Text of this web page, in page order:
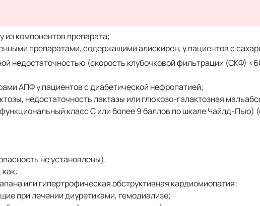
компонентов препарата;
препаратами, содержащими алискирен, у пациентов с
недостаточностью (скорость клубочковой фильтрации (СКФ)
АПФ у пациентов с диабетической нефропатией;
недостаточность лактазы или глюкозо-галактозная
класс С или более 9 баллов по шкале Чайлд-Пью)
не установлены).
или гипертрофическая обструктивная кардиомиопатия;
при лечении диуретиками, гемодиализе;